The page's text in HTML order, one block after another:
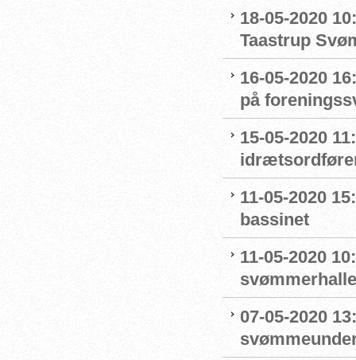
18-05-2020
Taastrup
16-05-2020
på
15-05-2020
11-05-2020
bassinet
11-05-2020
07-05-2020